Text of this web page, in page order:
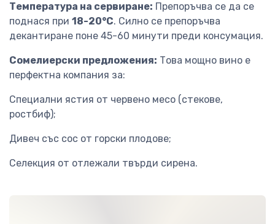
Температура на сервиране: Препоръчва се да се
поднася при 18-20°C. Силно се препоръчва
декантиране поне 45-60 минути преди консумация.
Сомелиерски предложения: Това мощно вино е
перфектна компания за:
Специални ястия от червено месо (стекове,
ростбиф);
Дивеч със сос от горски плодове;
Селекция от отлежали твърди сирена.